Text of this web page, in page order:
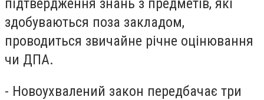
підтвердження знань з предметів, які
здобуваються поза закладом,
проводиться звичайне річне оцінювання
чи ДПА.
- Новоухвалений закон передбачає три